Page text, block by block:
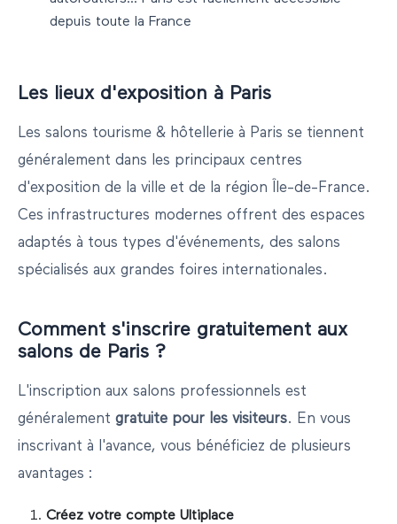
depuis toute la France
Les lieux d'exposition à Paris
Les salons tourisme & hôtellerie à Paris se tiennent
généralement dans les principaux centres
d'exposition de la ville et de la région
Île-de-France.
Ces infrastructures modernes offrent des espaces
adaptés à tous types d'événements, des salons
spécialisés aux grandes foires internationales.
Comment s'inscrire gratuitement aux
salons de Paris ?
L'inscription aux salons professionnels est
généralement gratuite pour les visiteurs. En vous
inscrivant à l'avance, vous bénéficiez de plusieurs
avantages :
Créez votre compte Ultiplace